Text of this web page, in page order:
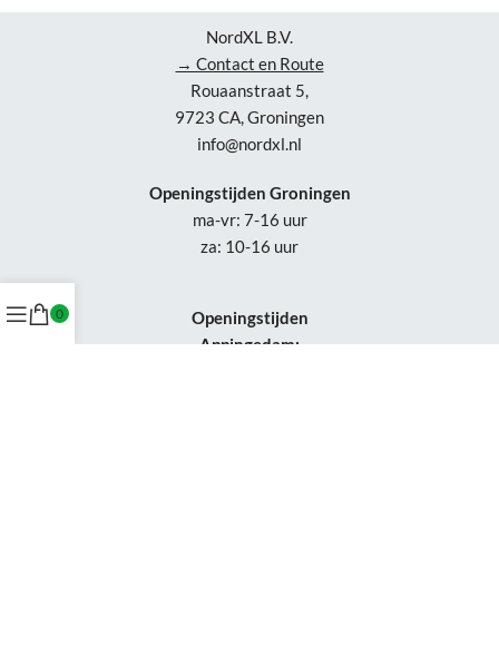
NordXL B.V.
→ Contact en Route
Rouaanstraat 5,
9723 CA, Groningen
info@nordxl.nl
Openingstijden Groningen
ma-vr: 7-16 uur
za: 10-16 uur
Openingstijden
Appingedam:
0